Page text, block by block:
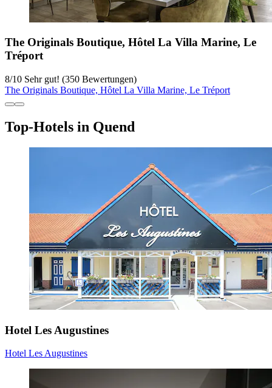
The Originals Boutique, Hôtel La Villa Marine, Le
Tréport
8/10 Sehr gut! (350 Bewertungen)
The Originals Boutique, Hôtel La Villa Marine, Le Tréport
Top-Hotels in Quend
Hotel Les Augustines
Hotel Les Augustines